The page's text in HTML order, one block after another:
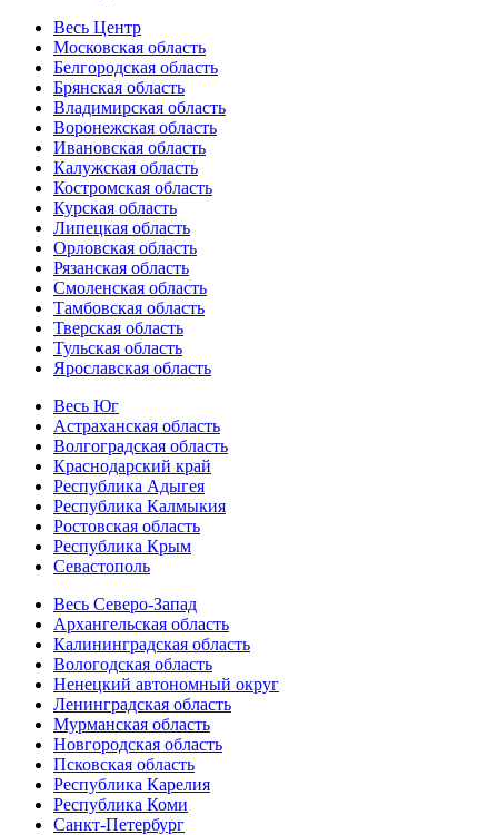
Весь Центр
Московская область
Белгородская область
Брянская область
Владимирская область
Воронежская область
Ивановская область
Калужская область
Костромская область
Курская область
Липецкая область
Орловская область
Рязанская область
Смоленская область
Тамбовская область
Тверская область
Тульская область
Ярославская область
Весь Юг
Астраханская область
Волгоградская область
Краснодарский край
Республика Адыгея
Республика Калмыкия
Ростовская область
Республика Крым
Севастополь
Весь Северо-Запад
Архангельская область
Калининградская область
Вологодская область
Ненецкий автономный округ
Ленинградская область
Мурманская область
Новгородская область
Псковская область
Республика Карелия
Республика Коми
Санкт-Петербург